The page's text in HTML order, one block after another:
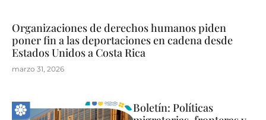
Organizaciones de derechos humanos piden
poner fin a las deportaciones en cadena desde
Estados Unidos a Costa Rica
marzo 31, 2026
Boletín: Políticas